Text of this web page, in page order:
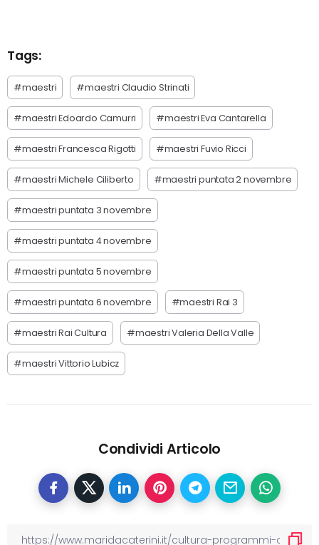
Tags:
#maestri #maestri Claudio Strinati
#maestri Edoardo Camurri #maestri Eva Cantarella
#maestri Francesca Rigotti #maestri Fuvio Ricci
#maestri Michele Ciliberto #maestri puntata 2 novembre
#maestri puntata 3 novembre
#maestri puntata 4 novembre
#maestri puntata 5 novembre
#maestri puntata 6 novembre #maestri Rai 3
#maestri Rai Cultura #maestri Valeria Della Valle
#maestri Vittorio Lubicz
Condividi Articolo